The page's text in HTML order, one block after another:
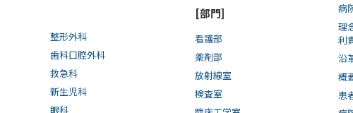
整形外科
歯科口腔外科
救急科
新生児科
眼科
[部門]
看護部
薬剤部
放射線室
検査室
病
理
利
沿
概
患